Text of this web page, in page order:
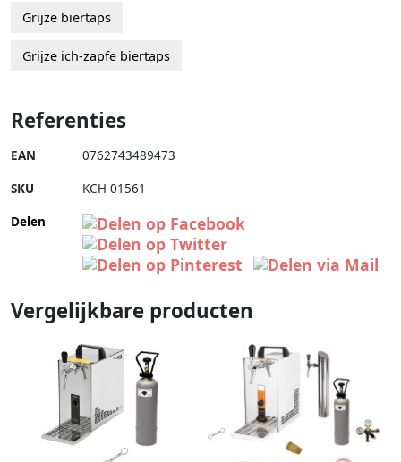
Grijze biertaps
Grijze ich-zapfe biertaps
Referenties
EAN 0762743489473
SKU KCH 01561
Delen
Vergelijkbare producten